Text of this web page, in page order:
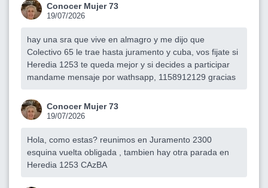
Conocer Mujer 73
19/07/2026
hay una sra que vive en almagro y me dijo que
Colectivo 65 le trae hasta juramento y cuba, vos fijate si
Heredia 1253 te queda mejor y si decides a participar
mandame mensaje por wathsapp, 1158912129 gracias
Conocer Mujer 73
19/07/2026
Hola, como estas? reunimos en Juramento 2300
esquina vuelta obligada , tambien hay otra parada en
Heredia 1253 CAzBA